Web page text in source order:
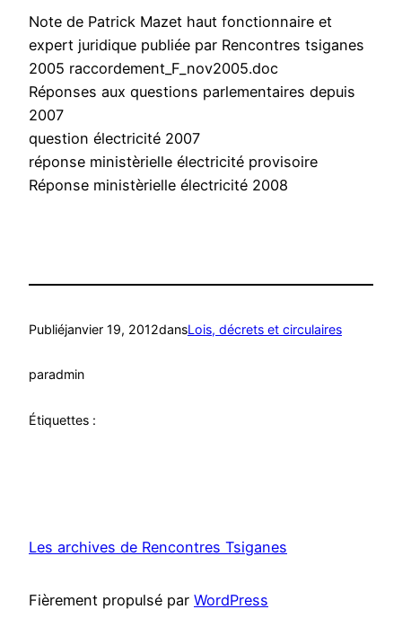
Note de Patrick Mazet haut fonctionnaire et
expert juridique publiée par Rencontres tsiganes
2005 raccordement_F_nov2005.doc
Réponses aux questions parlementaires depuis
2007
question électricité 2007
réponse ministèrielle électricité provisoire
Réponse ministèrielle électricité 2008
Publiéjanvier 19, 2012dansLois, décrets et circulaires
paradmin
Étiquettes :
Les archives de Rencontres Tsiganes
Fièrement propulsé par WordPress